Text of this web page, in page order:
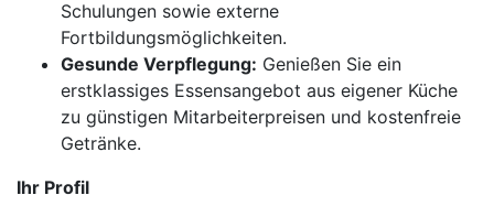
Schulungen sowie externe
Fortbildungsmöglichkeiten.
Gesunde Verpflegung: Genießen Sie ein
erstklassiges Essensangebot aus eigener Küche
zu günstigen Mitarbeiterpreisen und kostenfreie
Getränke.
Ihr Profil